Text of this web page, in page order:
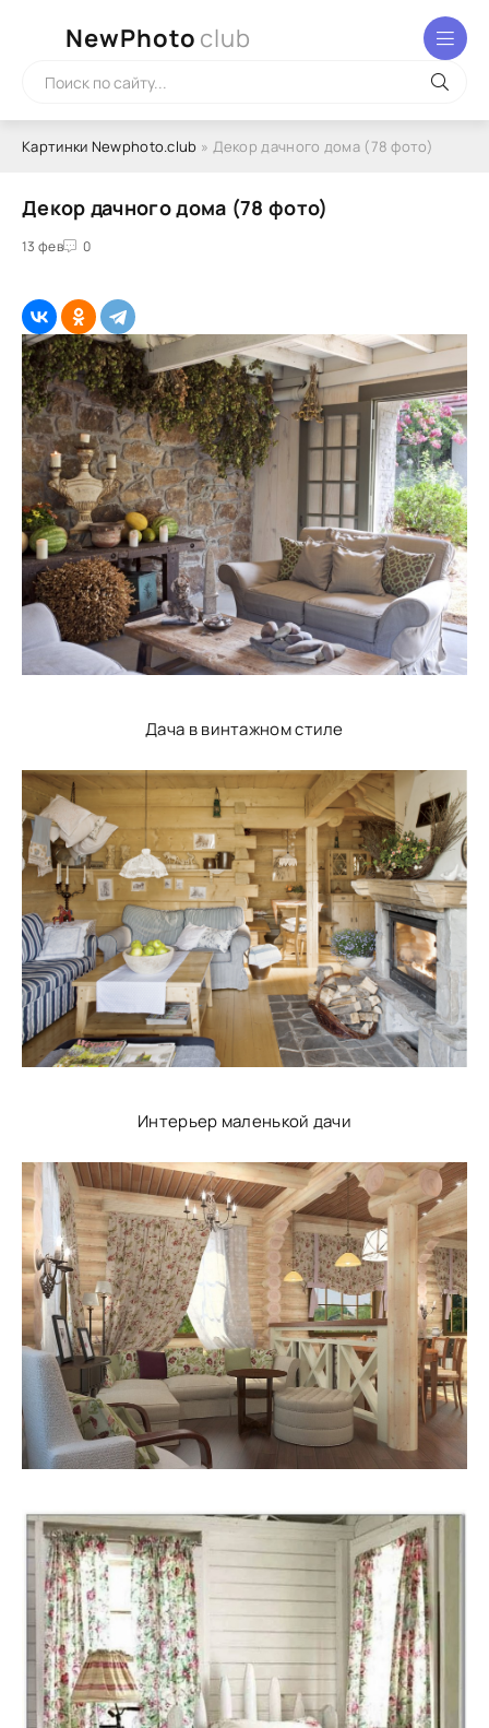
NewPhoto club
Картинки Newphoto.club » Декор дачного дома (78 фото)
Декор дачного дома (78 фото)
13 фев 0
Дача в винтажном стиле
Интерьер маленькой дачи